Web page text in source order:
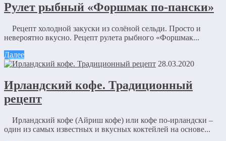
Рулет рыбный «Форшмак по-пански»
Рецепт холодной закуски из солёной сельди. Просто и
невероятно вкусно. Рецепт рулета рыбного «Форшмак...
Далее
28.03.2020
Ирландский кофе. Традиционный
рецепт
Ирландский кофе (Айриш кофе) или кофе по-ирландски –
один из самых известных и вкусных коктейлей на основе...